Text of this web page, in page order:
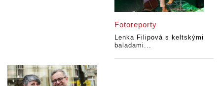
Fotoreporty
Lenka Filipová s keltskými
baladami...